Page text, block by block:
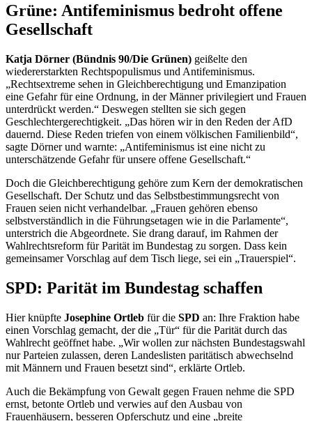
Grüne: Antifeminismus bedroht offene
Gesellschaft
Katja Dörner (Bündnis 90/Die Grünen) geißelte den
wiedererstarkten Rechtspopulismus und Antifeminismus.
„Rechtsextreme sehen in Gleichberechtigung und Emanzipation
eine Gefahr für eine Ordnung, in der Männer privilegiert und Frauen
unterdrückt werden.“ Deswegen stellten sie sich gegen
Geschlechtergerechtigkeit. „Das hören wir in den Reden der AfD
dauernd. Diese Reden triefen von einem völkischen Familienbild“,
sagte Dörner und warnte: „Antifeminismus ist eine nicht zu
unterschätzende Gefahr für unsere offene Gesellschaft.“
Doch die Gleichberechtigung gehöre zum Kern der demokratischen
Gesellschaft. Der Schutz und das Selbstbestimmungsrecht von
Frauen seien nicht verhandelbar. „Frauen gehören ebenso
selbstverständlich in die Führungsetagen wie in die Parlamente“,
unterstrich die Abgeordnete. Sie drang darauf, im Rahmen der
Wahlrechtsreform für Parität im Bundestag zu sorgen. Dass kein
gemeinsamer Vorschlag auf dem Tisch liege, sei ein „Trauerspiel“.
SPD: Parität im Bundestag schaffen
Hier knüpfte Josephine Ortleb für die SPD an: Ihre Fraktion habe
einen Vorschlag gemacht, der die „Tür“ für die Parität durch das
Wahlrecht geöffnet habe. „Wir wollen zur nächsten Bundestagswahl
nur Parteien zulassen, deren Landeslisten paritätisch abwechselnd
mit Männern und Frauen besetzt sind“, erklärte Ortleb.
Auch die Bekämpfung von Gewalt gegen Frauen nehme die SPD
ernst, betonte Ortleb und verwies auf den Ausbau von
Frauenhäusern, besseren Opferschutz und eine „breite